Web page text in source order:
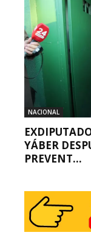
NACIONAL
YÁBER
PREVENT...